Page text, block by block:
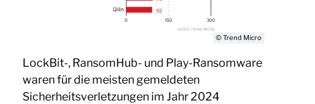
© Trend Micro
LockBit-, RansomHub- und Play-Ransomware
waren für die meisten gemeldeten
Sicherheitsverletzungen im Jahr 2024